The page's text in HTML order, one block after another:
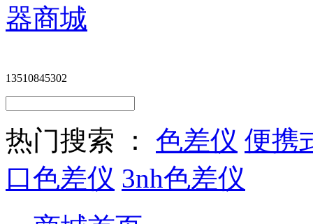
13510845302
热门搜索 ： 色差仪 便携
口色差仪 3nh色差仪